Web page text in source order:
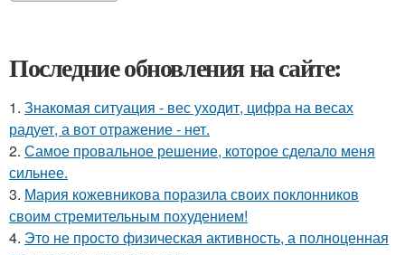
Последние обновления на сайте:
1. Знакомая ситуация - вес уходит, цифра на весах
радует, а вот отражение - нет.
2. Самое провальное решение, которое сделало меня
сильнее.
3. Мария кожевникова поразила своих поклонников
своим стремительным похудением!
4. Это не просто физическая активность, а полноценная